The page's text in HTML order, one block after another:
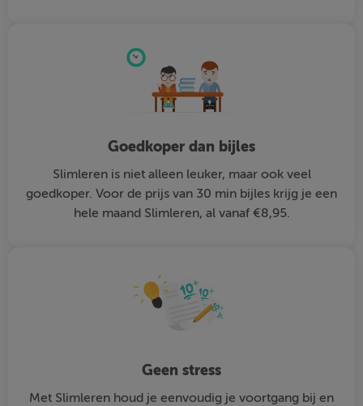
Goedkoper dan bijles
Slimleren is niet alleen leuker, maar ook veel
goedkoper. Voor de prijs van 30 min bijles krijg je een
hele maand Slimleren, al vanaf €8,95.
Geen stress
Met Slimleren houd je eenvoudig je voortgang bij en